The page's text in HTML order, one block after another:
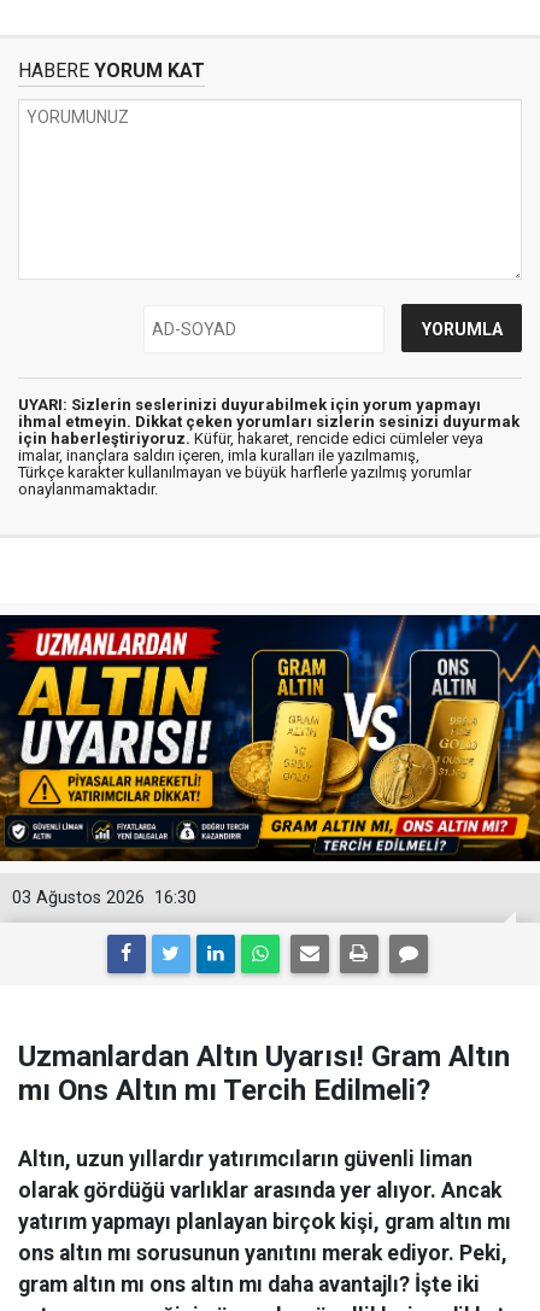
HABERE YORUM KAT
UYARI: Sizlerin seslerinizi duyurabilmek için yorum yapmayı
ihmal etmeyin. Dikkat çeken yorumları sizlerin sesinizi duyurmak
için haberleştiriyoruz. Küfür, hakaret, rencide edici cümleler veya
imalar, inançlara saldırı içeren, imla kuralları ile yazılmamış,
Türkçe karakter kullanılmayan ve büyük harflerle yazılmış yorumlar
onaylanmamaktadır.
16:30
03 Ağustos 2026
Uzmanlardan Altın Uyarısı! Gram Altın
mı Ons Altın mı Tercih Edilmeli?
Altın, uzun yıllardır yatırımcıların güvenli liman
olarak gördüğü varlıklar arasında yer alıyor. Ancak
yatırım yapmayı planlayan birçok kişi, gram altın mı
ons altın mı sorusunun yanıtını merak ediyor. Peki,
gram altın mı ons altın mı daha avantajlı? İşte iki